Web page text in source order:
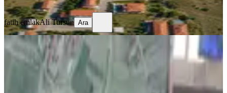
Ara
fatih emlakAli Tursun Ara
%
Yaylabağı Satılık 2 Adet Yan Yana
İmarlı Arsa
İhsaniye, Esentepe Mahallesi